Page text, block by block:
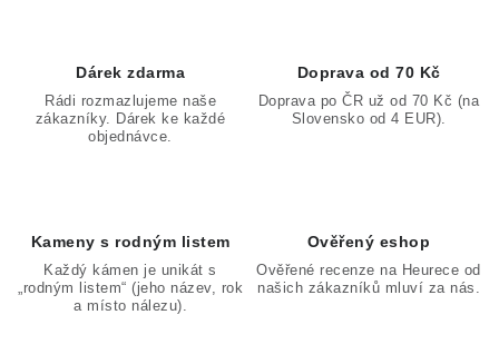
Dárek zdarma
Rádi rozmazlujeme naše
zákazníky. Dárek ke každé
objednávce.
Doprava od 70 Kč
Doprava po ČR už od 70 Kč (na
Slovensko od 4 EUR).
Kameny s rodným listem
Každý kámen je unikát s
„rodným listem“ (jeho název, rok
a místo nálezu).
Ověřený eshop
Ověřené recenze na Heurece od
našich zákazníků mluví za nás.